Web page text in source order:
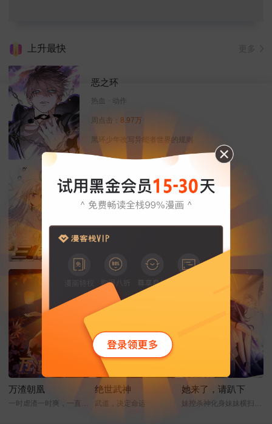
上升最快
恶之环
热血 动作
周点击： 8.97万
黑环少年改写异能者世界的规则
三眼哮天录
恋爱 热血 玄幻
天神下凡来除妖
万渣朝凰
一时虐渣一时爽，一直虐渣一直爽
绝世武神
武道，决定命运
她来了，请趴下
妹控杀神化身妹妹横扫娱乐圈